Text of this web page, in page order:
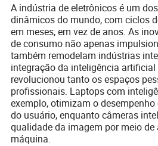
A indústria de eletrônicos é um
dinâmicos do mundo, com ciclos
em meses, em vez de anos. As
de consumo não apenas
também remodelam indústrias
integração da inteligência
revolucionou tanto os espaços
profissionais. Laptops com
exemplo, otimizam o
do usuário, enquanto câmeras
qualidade da imagem por meio de
máquina.